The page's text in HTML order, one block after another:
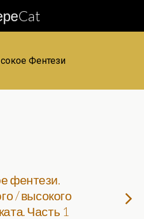
Фентези
фентези.
/ высокого
Часть 1